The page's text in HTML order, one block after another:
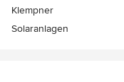
Klempner
Solaranlagen